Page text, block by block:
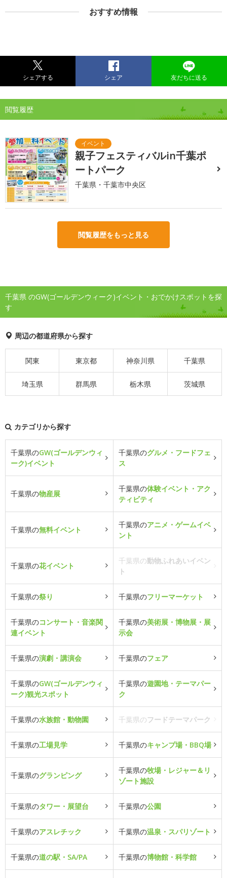
おすすめ情報
シェアする シェア 友だちに送る
閲覧履歴
親子フェスティバルin千葉ポ
ートパーク
千葉県・千葉市中央区
閲覧履歴をもっと見る
千葉県 のGW(ゴールデンウィーク)イベント・おでかけスポットを探
す
周辺の都道府県から探す
関東 東京都 神奈川県 千葉県
埼玉県 群馬県 栃木県 茨城県
カテゴリから探す
千葉県のGW(ゴールデンウィ
ーク)イベント
千葉県のグルメ・フードフェ
ス
千葉県の物産展
千葉県の体験イベント・アク
ティビティ
千葉県の無料イベント
千葉県のアニメ・ゲームイベ
ント
千葉県の花イベント
千葉県の動物ふれあいイベン
ト
千葉県の祭り 千葉県のフリーマーケット
千葉県のコンサート・音楽関
連イベント
千葉県の美術展・博物展・展
示会
千葉県の演劇・講演会 千葉県のフェア
千葉県のGW(ゴールデンウィ
ーク)観光スポット
千葉県の遊園地・テーマパー
ク
千葉県の水族館・動物園 千葉県のフードテーマパーク
千葉県の工場見学 千葉県のキャンプ場・BBQ場
千葉県のグランピング
千葉県の牧場・レジャー＆リ
ゾート施設
千葉県のタワー・展望台 千葉県の公園
千葉県のアスレチック 千葉県の温泉・スパリゾート
千葉県の道の駅・SA/PA 千葉県の博物館・科学館